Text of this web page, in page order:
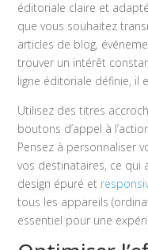
éditoriale claire et
que vous souhaitez
articles de blog,
trouver un intérêt
ligne éditoriale définie, il
Utilisez des titres
boutons d’appel à
Pensez à personnaliser
vos destinataires, ce qui
design épuré et
tous les appareils
essentiel pour une